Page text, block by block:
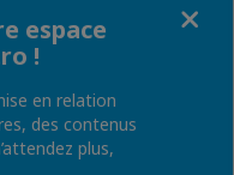
espace
!
en relation
des contenus
plus,